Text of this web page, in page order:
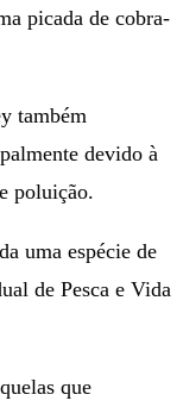
picada de cobra-
também
devido à
poluição.
uma espécie de
de Pesca e Vida
que